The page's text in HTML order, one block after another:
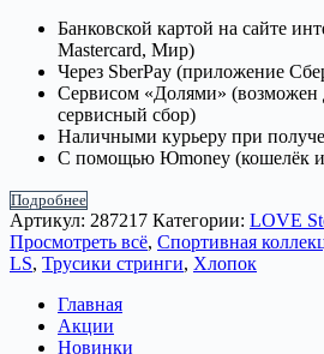
Банковской картой на сайте
Mastercard, Мир)
Через SberPay (приложение
Сервисом «Долями» (возможен
сервисный сбор)
Наличными курьеру при
С помощью Юmoney (кошелёк
Подробнее
Артикул: 287217 Категории: LOVE
Просмотреть всё, Спортивная
LS, Трусики стринги, Хлопок
Главная
Акции
Новинки